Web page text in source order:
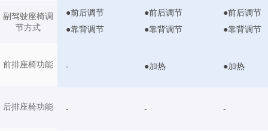
副驾驶座椅调
节方式
前排座椅功能
后排座椅功能
●前后调节
●靠背调节
●前后调节
●靠背调节
●前后调节
●靠背调节
- ●加热 ●加热
- - -